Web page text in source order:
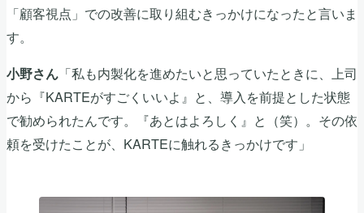
「顧客視点」での改善に取り組むきっかけになったと言いま
す。
小野さん 「私も内製化を進めたいと思っていたときに、上司
から『KARTEがすごくいいよ』と、導入を前提とした状態
で勧められたんです。『あとはよろしく』と（笑）。その依
頼を受けたことが、KARTEに触れるきっかけです」